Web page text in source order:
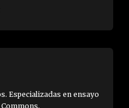
Especializadas en ensayo